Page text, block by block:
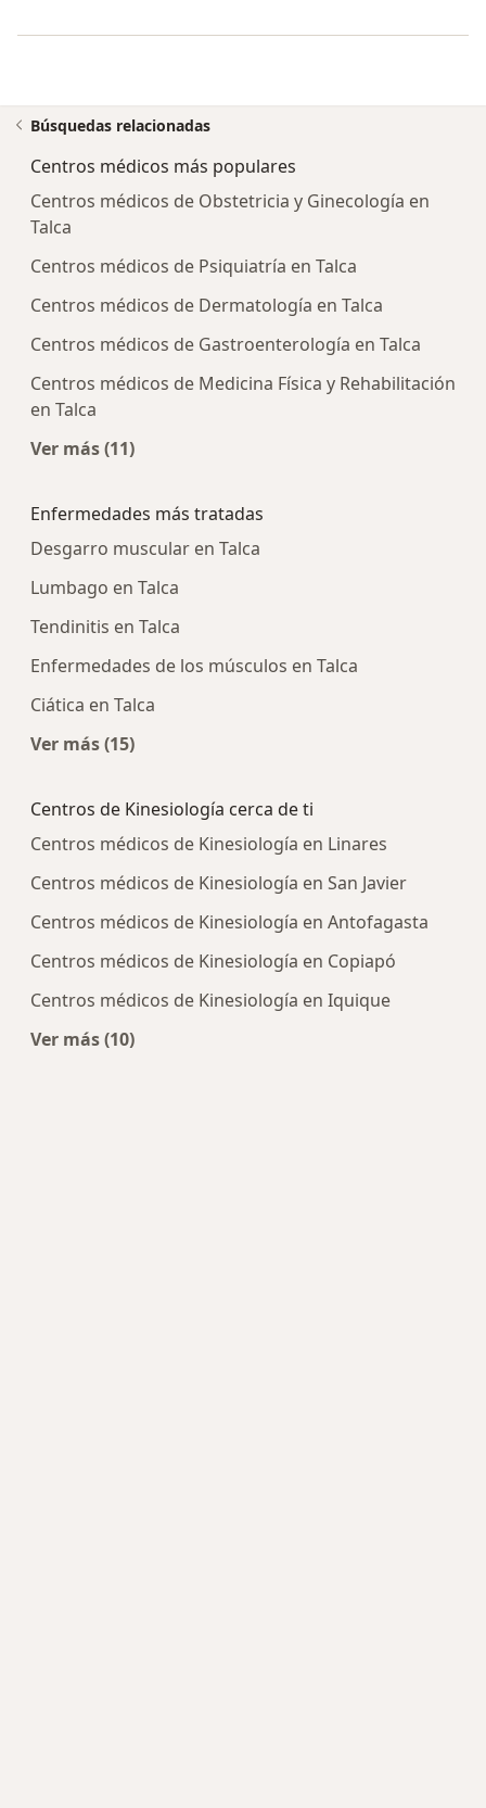
Búsquedas relacionadas
Centros médicos más populares
Centros médicos de Obstetricia y Ginecología en
Talca
Centros médicos de Psiquiatría en Talca
Centros médicos de Dermatología en Talca
Centros médicos de Gastroenterología en Talca
Centros médicos de Medicina Física y Rehabilitación
en Talca
Ver más (11)
Enfermedades más tratadas
Desgarro muscular en Talca
Lumbago en Talca
Tendinitis en Talca
Enfermedades de los músculos en Talca
Ciática en Talca
Ver más (15)
Centros de Kinesiología cerca de ti
Centros médicos de Kinesiología en Linares
Centros médicos de Kinesiología en San Javier
Centros médicos de Kinesiología en Antofagasta
Centros médicos de Kinesiología en Copiapó
Centros médicos de Kinesiología en Iquique
Ver más (10)